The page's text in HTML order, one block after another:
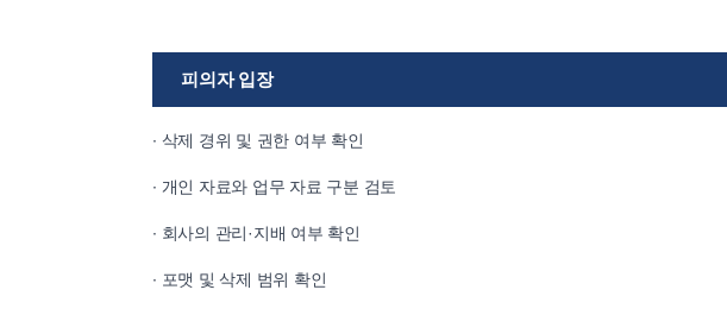
피의자 입장
∙ 삭제 경위 및 권한 여부 확인
∙ 개인 자료와 업무 자료 구분 검토
∙ 회사의 관리·지배 여부 확인
∙ 포맷 및 삭제 범위 확인